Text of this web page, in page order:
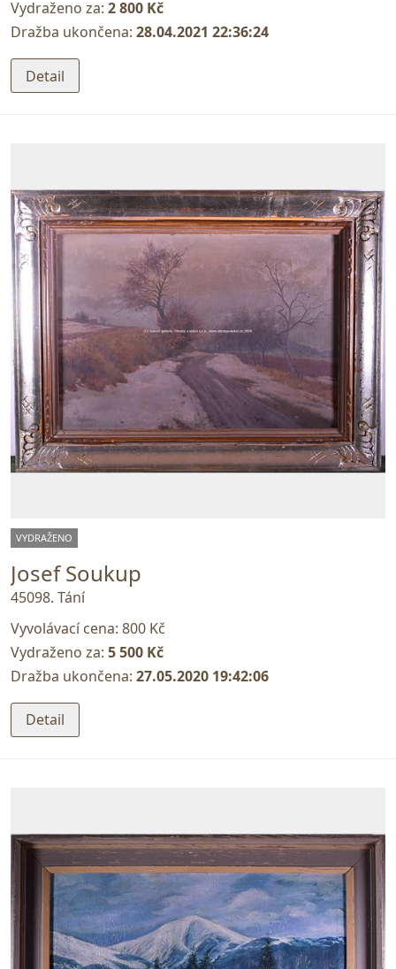
Vydraženo za: 2 800 Kč
Dražba ukončena: 28.04.2021 22:36:24
Detail
VYDRAŽENO
Josef Soukup
45098. Tání
Vyvolávací cena: 800 Kč
Vydraženo za: 5 500 Kč
Dražba ukončena: 27.05.2020 19:42:06
Detail